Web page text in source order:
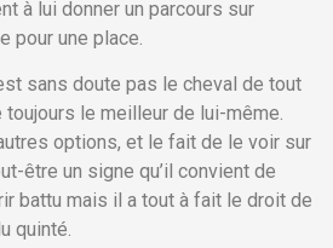
à lui donner un parcours sur
pour une place.
sans doute pas le cheval de tout
toujours le meilleur de lui-même.
options, et le fait de le voir sur
être un signe qu’il convient de
battu mais il a tout à fait le droit de
quinté.